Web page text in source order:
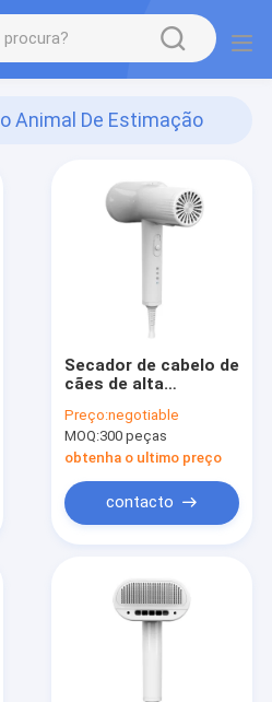
Animal De Estimação
Secador de cabelo de
cães de alta
engrenagens de
temperatura e LCD
Preço:negotiable
MOQ:300 peças
obtenha o ultimo preço
contacto